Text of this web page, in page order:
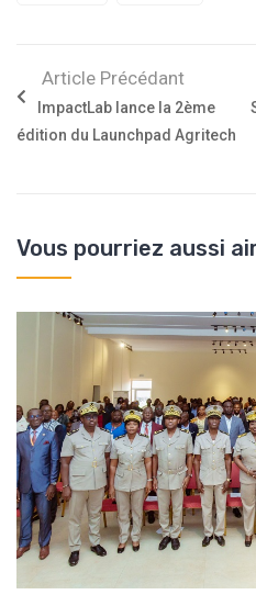
Article Précédant
ImpactLab lance la 2ème
édition du Launchpad Agritech
Vous pourriez aussi